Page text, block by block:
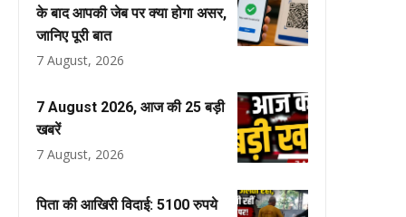
के बाद आपकी जेब पर क्या होगा असर,
जानिए पूरी बात
7 August, 2026
7 August 2026, आज की 25 बड़ी
खबरें
7 August, 2026
पिता की आखिरी विदाई: 5100 रुपये